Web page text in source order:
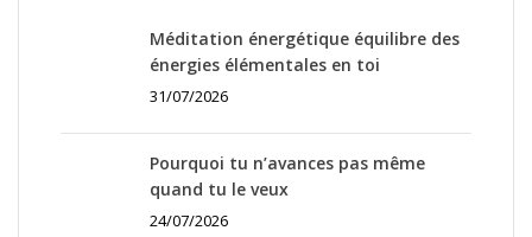
Méditation énergétique équilibre des
énergies élémentales en toi
31/07/2026
Pourquoi tu n’avances pas même
quand tu le veux
24/07/2026